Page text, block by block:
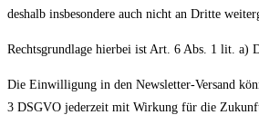
deshalb insbesondere auch nicht an Dritte
Rechtsgrundlage hierbei ist Art. 6 Abs. 1 lit. a)
Die Einwilligung in den Newsletter-Versand
3 DSGVO jederzeit mit Wirkung für die